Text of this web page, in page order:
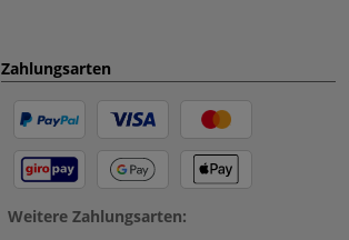
Zahlungsarten
Weitere Zahlungsarten: